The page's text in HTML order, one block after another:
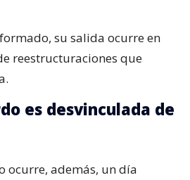
su salida ocurre en
reestructuraciones que
es desvinculada de
ocurre, además, un día